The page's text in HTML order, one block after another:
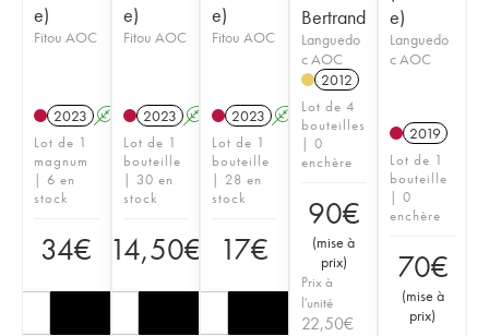
e)
Fitou AOC
2023 A
Lot de 1
magnum
| 6 en
stock
34€
e)
Fitou AOC
2023 A K
Lot de 1
bouteille
| 30 en
stock
14,50€
e)
Fitou AOC
2023 A
Lot de 1
bouteille
| 28 en
stock
17€
Bertrand
Languedo
c AOC
2012
Lot de 4
bouteilles
| 0
enchère
90€
(mise à
prix)
Prix à
l'unité
22,50€
e)
Languedo
c AOC
2019
Lot de 1
bouteille
| 0
enchère
70€
(mise à
prix)